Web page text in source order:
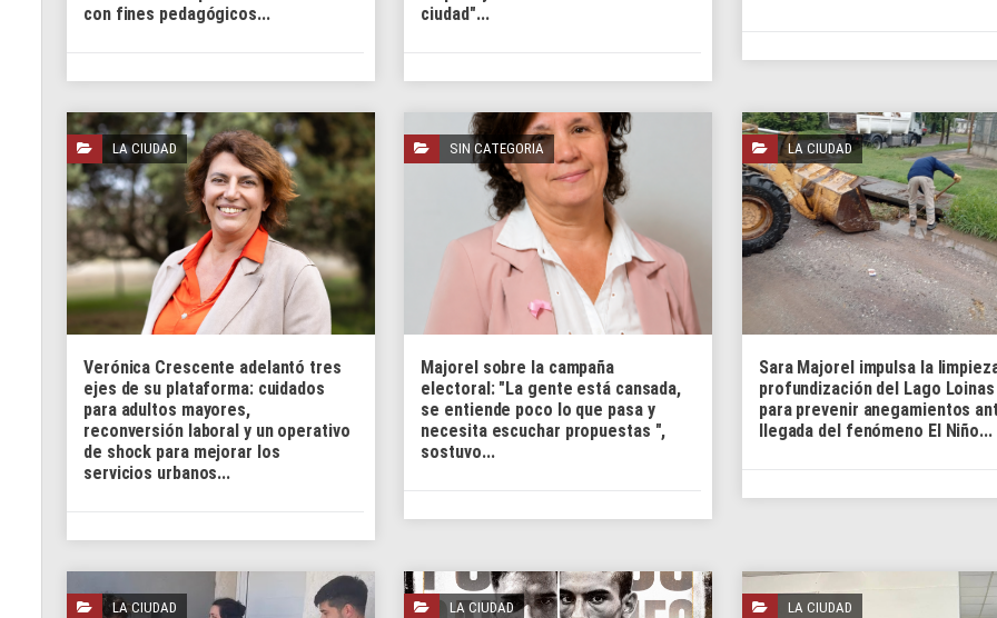
con fines pedagógicos...
ciudad"...
LA CIUDAD
Verónica Crescente adelantó tres
ejes de su plataforma: cuidados
para adultos mayores,
reconversión laboral y un operativo
de shock para mejorar los
servicios urbanos...
SIN CATEGORIA
Majorel sobre la campaña
electoral: "La gente está cansada,
se entiende poco lo que pasa y
necesita escuchar propuestas ",
sostuvo...
LA CIUDAD
Sara Majorel impulsa la
profundización del Lago Loinas
para prevenir anegamientos
llegada del fenómeno El Niño...
LA CIUDAD LA CIUDAD LA CIUDAD